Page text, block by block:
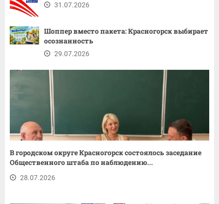
31.07.2026
Шоппер вместо пакета: Красногорск выбирает
осознанность
29.07.2026
В городском округе Красногорск состоялось заседание
Общественного штаба по наблюдению...
28.07.2026